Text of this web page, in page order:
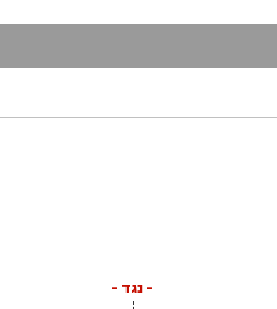
- נגד -